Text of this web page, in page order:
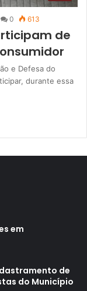
0 613
de
e Defesa do
durante essa
em
de
do Município